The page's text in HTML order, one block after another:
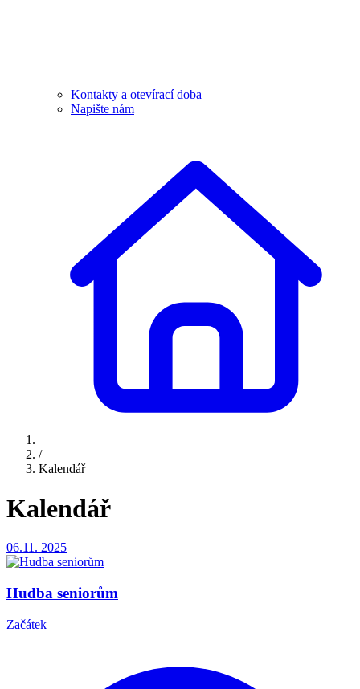
Kontakty a otevírací doba
Napište nám
/
Kalendář
Kalendář
06.11. 2025
Hudba seniorům
Začátek